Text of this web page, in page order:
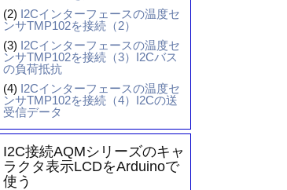
(2)
I2Cインターフェースの温度セ
ンサTMP102を接続（2）
(3)
I2Cインターフェースの温度セ
ンサTMP102を接続（3）I2Cバス
の負荷抵抗
(4)
I2Cインターフェースの温度セ
ンサTMP102を接続（4）I2Cの送
受信データ
I2C接続AQMシリーズのキャ
ラクタ表示LCDをArduinoで
使う